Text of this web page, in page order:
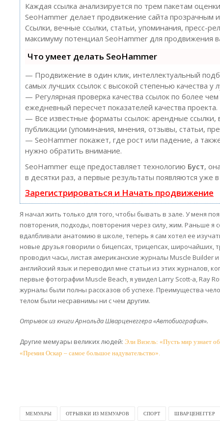
Каждая ссылка анализируется по трем пакетам
SeoHammer делает продвижение сайта прозрачным
Ссылки, вечные ссылки, статьи, упоминания, пресс-
максимуму потенциал SeoHammer для продвижения
Что умеет делать SeoHammer
— Продвижение в один клик, интеллектуальный
самых лучших ссылок с высокой степенью качества у
— Регулярная проверка качества ссылок по более
ежедневный пересчет показателей качества проекта.
— Все известные форматы ссылок: арендные ссылки,
публикации (упоминания, мнения, отзывы, статьи,
— SeoHammer покажет, где рост или падение, а
нужно обратить внимание.
SeoHammer еще предоставляет технологию Буст,
в десятки раз, а первые результаты появляются уже
Зарегистрироваться и Начать продвижение
Я начал жить только для того, чтобы бывать в зале. У меня
повторения, подходы, повторения через силу, жим. Раньше я
вдалбливали анатомию в школе, теперь я сам хотел ее
новые друзья говорили о бицепсах, трицепсах, широчайших,
проводил часы, листая американские журналы Muscle Builder
английский язык и переводил мне статьи из этих журналов,
первые фотографии Muscle Beach, я увидел Larry Scott-a, Ray
журналы были полны рассказов об успехе. Преимущества
телом были несравнимы ни с чем другим.
Отрывок из книги Арнольда Шварценеггера «Автобиография».
Другие мемуары великих людей: Эли Визель: «Пусть мир узнает
«Премия Оскар – самое большое надувательство».
МЕМУАРЫ ОТРЫВКИ ИЗ МЕМУАРОВ СПОРТ ШВАРЦЕНЕГГЕР